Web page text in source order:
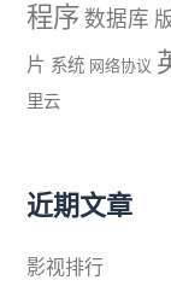
程序 数据库
片 系统 网络协议
里云
近期文章
影视排行